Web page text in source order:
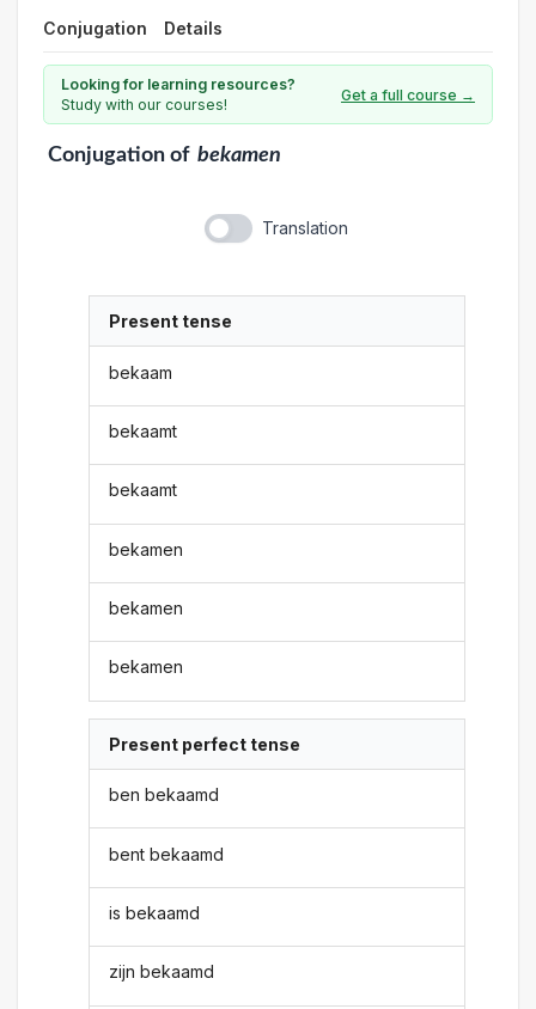
Conjugation Details
Looking for learning resources?
Study with our courses!
Get a full course →
Conjugationof bekamen
Translation
Present tense
bekaam
bekaamt
bekaamt
bekamen
bekamen
bekamen
Present perfect tense
ben bekaamd
bent bekaamd
is bekaamd
zijn bekaamd